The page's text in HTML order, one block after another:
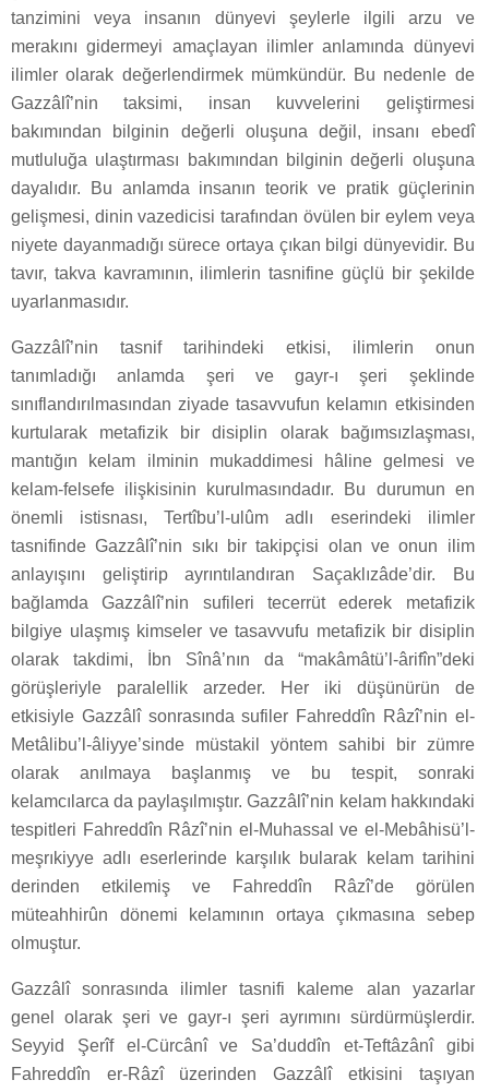
tanzimini veya insanın dünyevi şeylerle ilgili arzu ve
merakını gidermeyi amaçlayan ilimler anlamında dünyevi
ilimler olarak değerlendirmek mümkündür. Bu nedenle de
Gazzâlî’nin taksimi, insan kuvvelerini geliştirmesi
bakımından bilginin değerli oluşuna değil, insanı ebedî
mutluluğa ulaştırması bakımından bilginin değerli oluşuna
dayalıdır. Bu anlamda insanın teorik ve pratik güçlerinin
gelişmesi, dinin vazedicisi tarafından övülen bir eylem veya
niyete dayanmadığı sürece ortaya çıkan bilgi dünyevidir. Bu
tavır, takva kavramının, ilimlerin tasnifine güçlü bir şekilde
uyarlanmasıdır.
Gazzâlî’nin tasnif tarihindeki etkisi, ilimlerin onun
tanımladığı anlamda şeri ve gayr-ı şeri şeklinde
sınıflandırılmasından ziyade tasavvufun kelamın etkisinden
kurtularak metafizik bir disiplin olarak bağımsızlaşması,
mantığın kelam ilminin mukaddimesi hâline gelmesi ve
kelam-felsefe ilişkisinin kurulmasındadır. Bu durumun en
önemli istisnası, Tertîbu’l-ulûm adlı eserindeki ilimler
tasnifinde Gazzâlî’nin sıkı bir takipçisi olan ve onun ilim
anlayışını geliştirip ayrıntılandıran Saçaklızâde’dir. Bu
bağlamda Gazzâlî’nin sufileri tecerrüt ederek metafizik
bilgiye ulaşmış kimseler ve tasavvufu metafizik bir disiplin
olarak takdimi, İbn Sînâ’nın da “makâmâtü’l-ârifîn”deki
görüşleriyle paralellik arzeder. Her iki düşünürün de
etkisiyle Gazzâlî sonrasında sufiler Fahreddîn Râzî’nin el-
Metâlibu’l-âliyye’sinde müstakil yöntem sahibi bir zümre
olarak anılmaya başlanmış ve bu tespit, sonraki
kelamcılarca da paylaşılmıştır. Gazzâlî’nin kelam hakkındaki
tespitleri Fahreddîn Râzî’nin el-Muhassal ve el-Mebâhisü’l-
meşrıkiyye adlı eserlerinde karşılık bularak kelam tarihini
derinden etkilemiş ve Fahreddîn Râzî’de görülen
müteahhirûn dönemi kelamının ortaya çıkmasına sebep
olmuştur.
Gazzâlî sonrasında ilimler tasnifi kaleme alan yazarlar
genel olarak şeri ve gayr-ı şeri ayrımını sürdürmüşlerdir.
Seyyid Şerîf el-Cürcânî ve Sa’duddîn et-Teftâzânî gibi
Fahreddîn er-Râzî üzerinden Gazzâlî etkisini taşıyan